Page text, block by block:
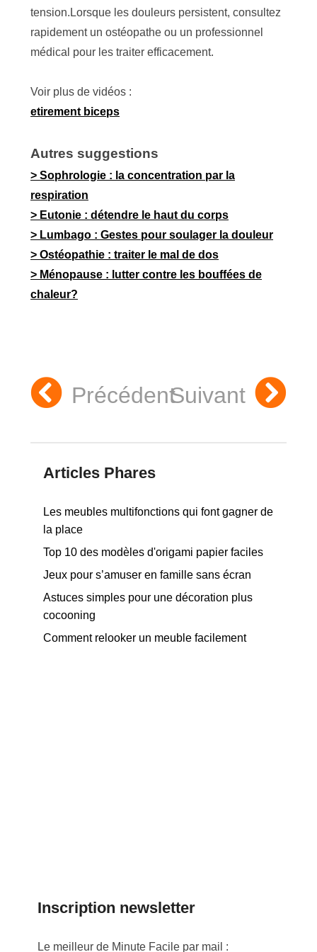
tension.Lorsque les douleurs persistent, consultez
rapidement un ostéopathe ou un professionnel
médical pour les traiter efficacement.
Voir plus de vidéos :
etirement biceps
Autres suggestions
Sophrologie : la concentration par la
respiration
Eutonie : détendre le haut du corps
Lumbago : Gestes pour soulager la douleur
Ostéopathie : traiter le mal de dos
Ménopause : lutter contre les bouffées de
chaleur?
PrécédentSuivant
Articles Phares
Les meubles multifonctions qui font gagner de
la place
Top 10 des modèles d'origami papier faciles
Jeux pour s’amuser en famille sans écran
Astuces simples pour une décoration plus
cocooning
Comment relooker un meuble facilement
Inscription newsletter
Le meilleur de Minute Facile par mail :